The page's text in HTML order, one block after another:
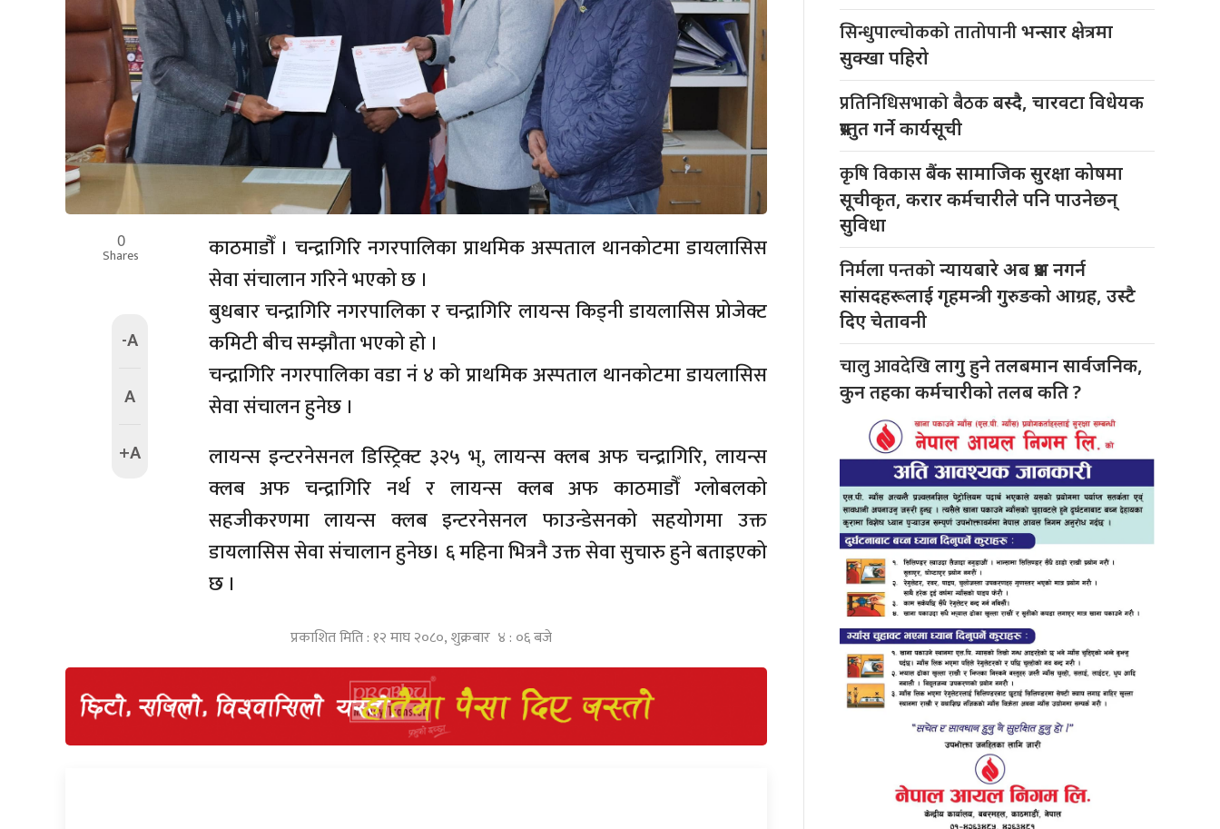
0
Shares
-A
A
+A
काठमाडौँ । चन्द्रागिरि नगरपालिका प्राथमिक अस्पताल थानकोटमा डायलासिस
सेवा संचालान गरिने भएको छ ।
बुधबार चन्द्रागिरि नगरपालिका र चन्द्रागिरि लायन्स किड्नी डायलासिस प्रोजेक्ट
कमिटी बीच सम्झौता भएको हो ।
चन्द्रागिरि नगरपालिका वडा नं ४ को प्राथमिक अस्पताल थानकोटमा डायलासिस
सेवा संचालन हुनेछ ।
लायन्स इन्टरनेसनल डिस्ट्रिक्ट ३२५ भ्, लायन्स क्लब अफ चन्द्रागिरि, लायन्स
क्लब अफ चन्द्रागिरि नर्थ र लायन्स क्लब अफ काठमाडौँ ग्लोबलको
सहजीकरणमा लायन्स क्लब इन्टरनेसनल फाउन्डेसनको सहयोगमा उक्त
डायलासिस सेवा संचालान हुनेछ। ६ महिना भित्रनै उक्त सेवा सुचारु हुने बताइएको
छ ।
प्रकाशित मिति : १२ माघ २०८०, शुक्रबार ४ : ०६ बजे
सिन्धुपाल्चोकको तातोपानीभन्सार क्षेत्रमा
सुक्खा पहिरो
प्रतिनिधिसभाको बैठकबस्दै, चारवटा विधेयक
प्रस्तुत गर्ने कार्यसूची
कृषि विकासबैंक सामाजिक सुरक्षा कोषमा
सूचीकृत, करार कर्मचारीले पनि पाउनेछन्
सुविधा
निर्मला पन्तकोन्यायबारे अब प्रश्न नगर्न
सांसदहरूलाई गृहमन्त्री गुरुङको आग्रह, उस्टै
दिए चेतावनी
चालु आवदेखिलागु हुने तलबमान सार्वजनिक,
कुन तहका कर्मचारीको तलब कति ?